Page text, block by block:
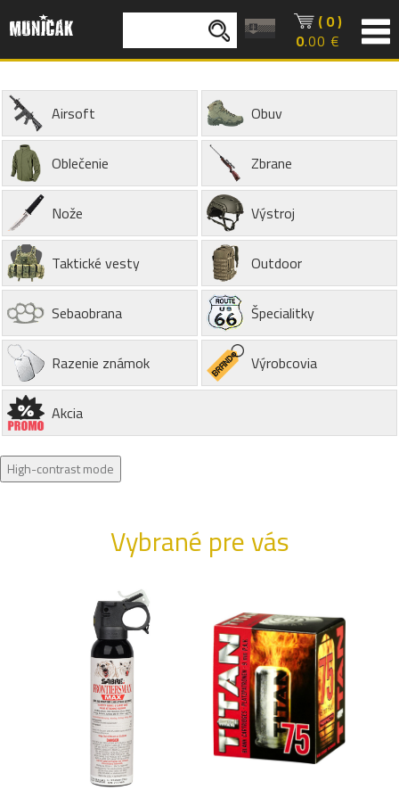
( 0 )
0.00 €
Airsoft Obuv
Oblečenie Zbrane
Nože Výstroj
Taktické vesty Outdoor
Sebaobrana Špecialitky
Razenie známok Výrobcovia
Akcia
High-contrast mode
Vybrané pre vás